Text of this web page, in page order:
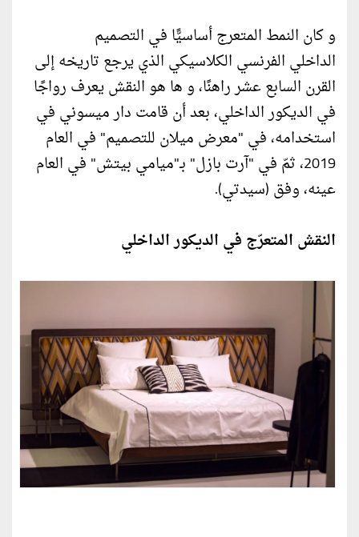
و كان النمط المتعرج أساسيًّا في التصميم
الداخلي الفرنسي الكلاسيكي الذي يرجع تاريخه إلى
القرن السابع عشر راهنًا، و ها هو النقش يعرف رواجًا
في الديكور الداخلي، بعد أن قامت دار ميسوني في
استخدامه، في "معرض ميلان للتصميم" في العام
2019، ثمّ في "آرت بازل" بـ"ميامي بيتش" في العام
عينه، وفق (سيدتي).
النقش المتعرّج في الديكور الداخلي